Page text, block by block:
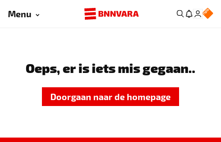
Menu
Oeps, er is iets mis gegaan..
Doorgaan naar de homepage